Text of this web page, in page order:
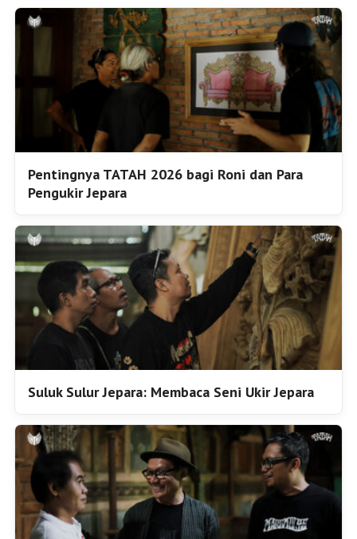
Pentingnya TATAH 2026 bagi Roni dan Para
Pengukir Jepara
Suluk Sulur Jepara: Membaca Seni Ukir Jepara